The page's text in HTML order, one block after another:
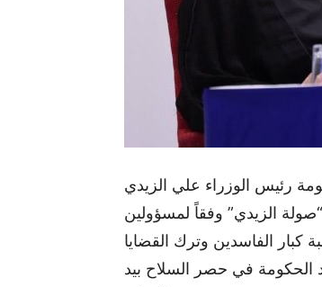
الحكيم (4 تموز 2026)، دعمه لحكومة رئيس الوزراء علي الزيدي
الزيدي” وفقاً لمسؤولين
كبار الفاسدين وترك القضايا
الحكومة في حصر السلاح بيد